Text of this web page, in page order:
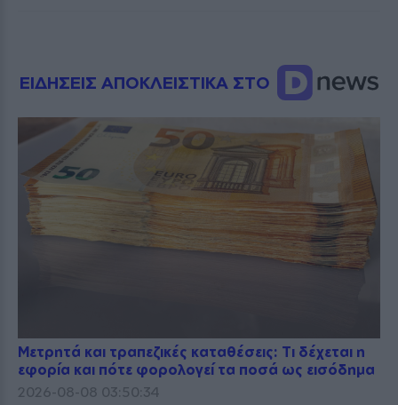
ΕΙΔΗΣΕΙΣ ΑΠΟΚΛΕΙΣΤΙΚΑ ΣΤΟ
Μετρητά και τραπεζικές καταθέσεις: Τι δέχεται η
εφορία και πότε φορολογεί τα ποσά ως εισόδημα
2026-08-08 03:50:34